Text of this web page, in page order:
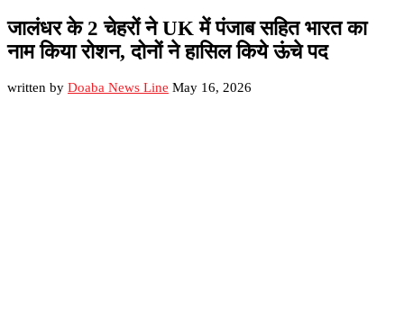
जालंधर के 2 चेहरों ने UK में पंजाब सहित भारत का
नाम किया रोशन, दोनों ने हासिल किये ऊंचे पद
written by Doaba News Line May 16, 2026